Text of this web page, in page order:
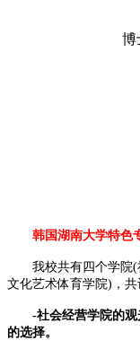
博
韩国湖南大学特色
我校共有四个学院(
文化艺术体育学院)，共
-社会经营学院的观
的选择。